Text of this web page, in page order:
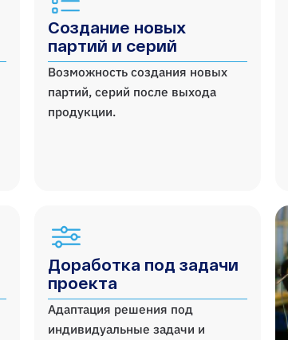
Создание новых
партий и серий
Возможность создания новых
партий, серий после выхода
продукции.
Доработка под задачи
проекта
Адаптация решения под
индивидуальные задачи и